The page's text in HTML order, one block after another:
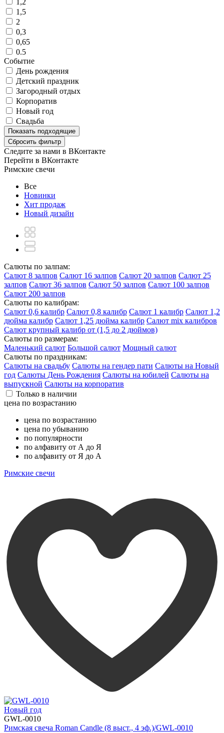
1,2
1,5
2
0,3
0,65
0.5
Событие
День рождения
Детский праздник
Загородный отдых
Корпоратив
Новый год
Свадьба
Показать подходящие
Сбросить фильтр
Следите за нами в ВКонтакте
Перейти в ВКонтакте
Римские свечи
Все
Новинки
Хит продаж
Новый дизайн
Салюты по залпам:
Салют 8 залпов Салют 16 залпов Салют 20 залпов Салют 25
залпов Салют 36 залпов Салют 50 залпов Салют 100 залпов
Салют 200 залпов
Салюты по калибрам:
Салют 0,6 калибр Салют 0,8 калибр Салют 1 калибр Салют 1,2
дюйма калибр Салют 1,25 дюйма калибр Салют mix калибров
Салют крупный калибр от (1,5 до 2 дюймов)
Салюты по размерам:
Маленький салют Большой салют Мощный салют
Салюты по праздникам:
Салюты на свадьбу Салюты на гендер пати Салюты на Новый
год Салюты День Рождения Салюты на юбилей Салюты на
выпускной Салюты на корпоратив
Только в наличии
цена по возрастанию
цена по возрастанию
цена по убыванию
по популярности
по алфавиту от А до Я
по алфавиту от Я до А
Римские свечи
Новый год
GWL-0010
Римская свеча Roman Candle (8 выст., 4 эф.)/GWL-0010